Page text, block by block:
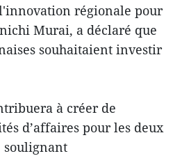
régionale pour
Murai, a déclaré que
souhaitaient investir
à créer de
d’affaires pour les deux
soulignant